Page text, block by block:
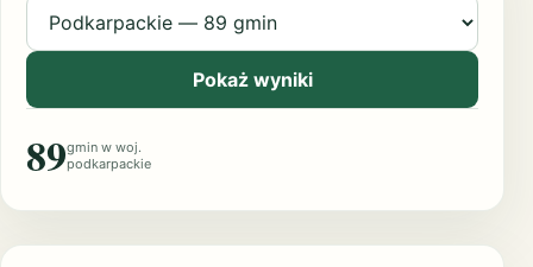
Pokaż wyniki
89gmin w woj.
podkarpackie